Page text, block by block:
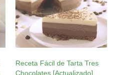
Receta Fácil de Tarta Tres
Chocolates [Actualizado]